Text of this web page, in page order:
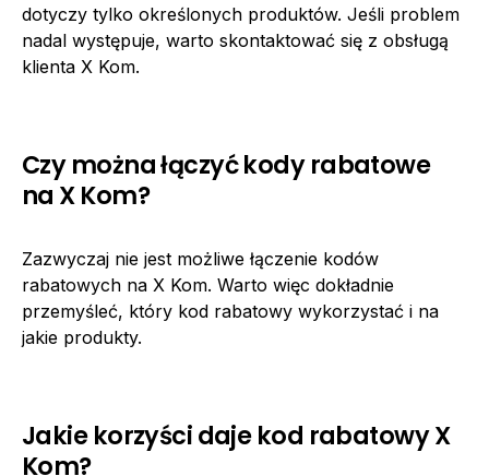
dotyczy tylko określonych produktów. Jeśli problem
nadal występuje, warto skontaktować się z obsługą
klienta X Kom.
Czy można łączyć kody rabatowe
na X Kom?
Zazwyczaj nie jest możliwe łączenie kodów
rabatowych na X Kom. Warto więc dokładnie
przemyśleć, który kod rabatowy wykorzystać i na
jakie produkty.
Jakie korzyści daje kod rabatowy X
Kom?